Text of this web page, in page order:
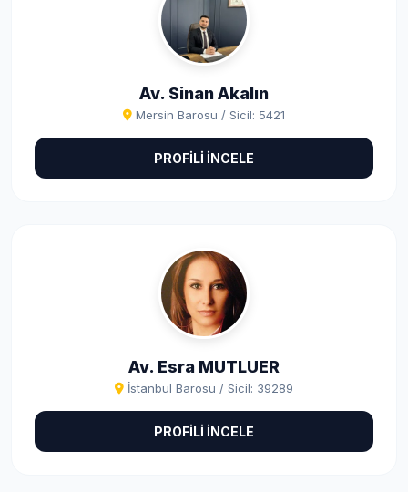
Av. Sinan Akalın
Mersin Barosu / Sicil: 5421
PROFİLİ İNCELE
Av. Esra MUTLUER
İstanbul Barosu / Sicil: 39289
PROFİLİ İNCELE